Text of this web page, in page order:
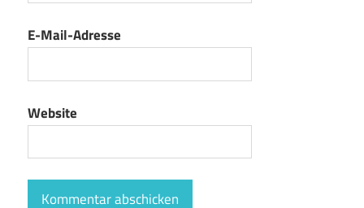
E-Mail-Adresse
Website